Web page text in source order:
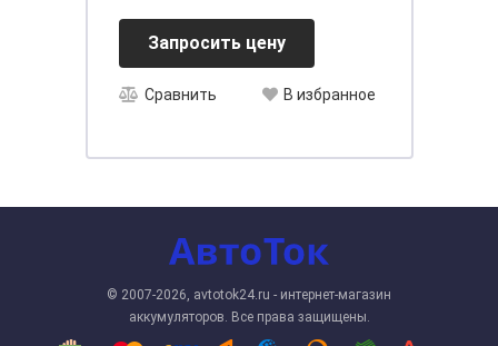
Запросить цену
Сравнить В избранное
© 2007-2026, avtotok24.ru - интернет-магазин
аккумуляторов. Все права защищены.